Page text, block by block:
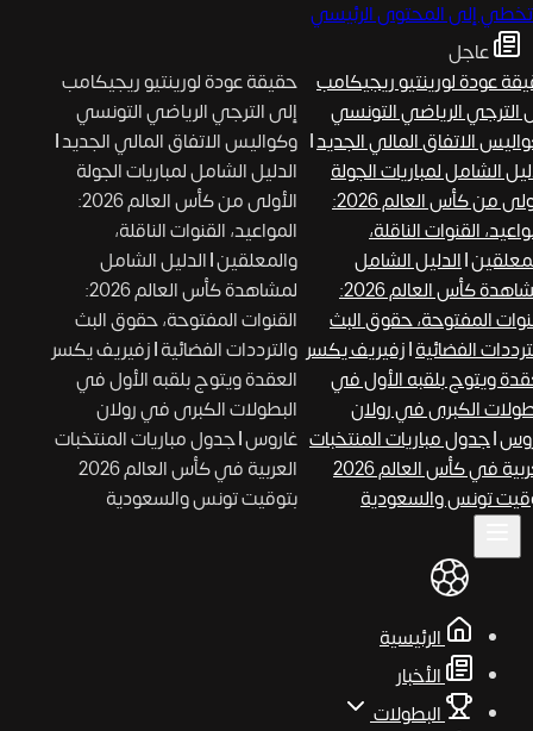
تخطي إلى المحتوى الرئيسي
عاجل
عودة لورينتيو ريجيكامب
الترجي الرياضي التونسي
الاتفاق المالي الجديد
الشامل لمباريات الجولة
الأولى من كأس العالم 2026:
القنوات الناقلة،
الدليل الشامل
لمشاهدة كأس العالم 2026:
المفتوحة، حقوق البث
الفضائية زفيريف يكسر
ويتوج بلقبه الأول في
الكبرى في رولان
جدول مباريات المنتخبات
العربية في كأس العالم 2026
تونس والسعودية
حقيقة عودة لورينتيو ريجيكامب
إلى الترجي الرياضي التونسي
وكواليس الاتفاق المالي الجديد
الدليل الشامل لمباريات الجولة
الأولى من كأس العالم 2026:
المواعيد، القنوات الناقلة،
والمعلقين الدليل الشامل
لمشاهدة كأس العالم 2026:
القنوات المفتوحة، حقوق البث
والترددات الفضائية زفيريف يكسر
العقدة ويتوج بلقبه الأول في
البطولات الكبرى في رولان
غاروس جدول مباريات المنتخبات
العربية في كأس العالم 2026
بتوقيت تونس والسعودية
الرئيسية
الأخبار
البطولات